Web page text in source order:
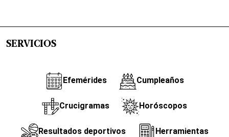
SERVICIOS
Efemérides Cumpleaños
Crucigramas Horóscopos
Resultados deportivos Herramientas